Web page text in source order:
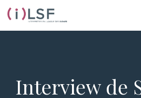
Interview de